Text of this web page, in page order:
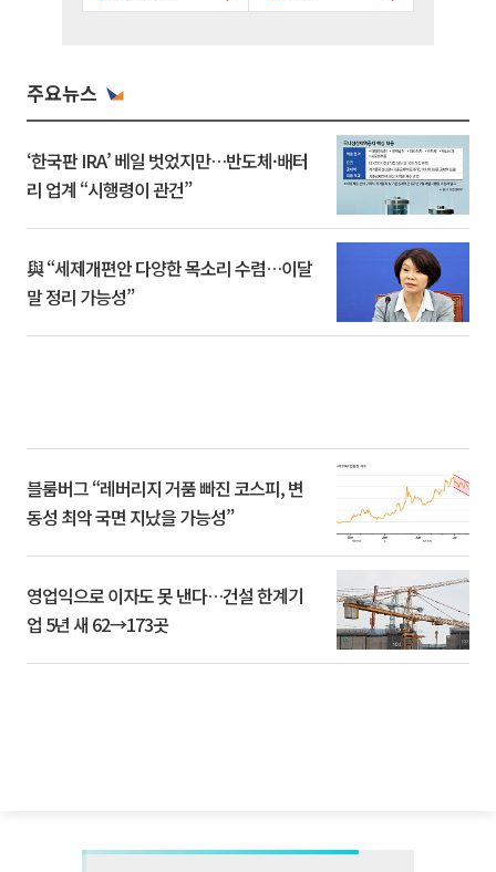
주요뉴스
‘한국판 IRA’ 베일 벗었지만…반도체·배터
리 업계 “시행령이 관건”
與 “세제개편안 다양한 목소리 수렴…이달
말 정리 가능성”
블룸버그 “레버리지 거품 빠진 코스피, 변
동성 최악 국면 지났을 가능성”
영업익으로 이자도 못 낸다…건설 한계기
업 5년 새 62→173곳